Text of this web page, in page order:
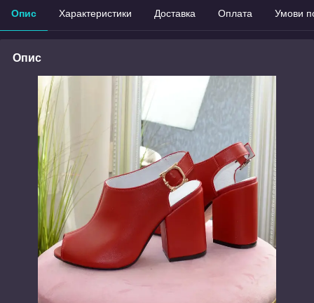
Опис Характеристики Доставка Оплата Умови
Опис